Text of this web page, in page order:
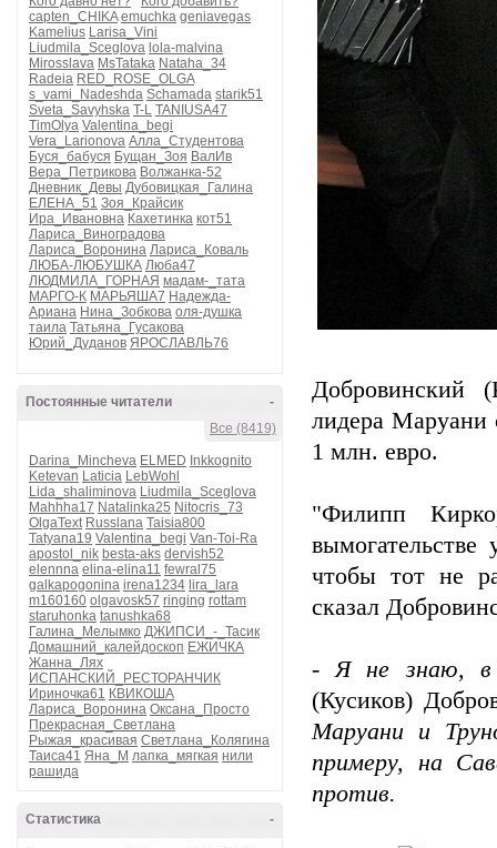
capten_CHIKA emuchka geniavegas
Kamelius Larisa_Vini
Liudmila_Sceglova lola-malvina
Mirosslava MsTataka Nataha_34
Radeia RED_ROSE_OLGA
s_vami_Nadeshda Schamada starik51
Sveta_Savyhska T-L TANIUSA47
TimOlya Valentina_begi
Vera_Larionova Алла_Студентова
Буся_бабуся Бущан_Зоя ВалИв
Вера_Петрикова Волжанка-52
Дневник_Девы Дубовицкая_Галина
ЕЛЕНА_51 Зоя_Крайсик
Ира_Ивановна Кахетинка кот51
Лариса_Виноградова
Лариса_Воронина Лариса_Коваль
ЛЮБА-ЛЮБУШКА Люба47
ЛЮДМИЛА_ГОРНАЯ мадам-_тата
МАРГО-К МАРЬЯША7 Надежда-
Ариана Нина_Зобкова оля-душка
таила Татьяна_Гусакова
Юрий_Дуданов ЯРОСЛАВЛЬ76
-
Постоянные читатели
Все (8419)
Darina_Mincheva ELMED Inkkognito
Ketevan Laticia LebWohl
Lida_shaliminova Liudmila_Sceglova
Mahhha17 Natalinka25 Nitocris_73
OlgaText Russlana Taisia800
Tatyana19 Valentina_begi Van-Toi-Ra
apostol_nik besta-aks dervish52
elennna elina-elina11 fewral75
galkapogonina irena1234 lira_lara
m160160 olgavosk57 ringing rottam
staruhonka tanushka68
Галина_Мелымко ДЖИПСИ_-_Тасик
Домашний_калейдоскоп ЕЖИЧКА
Жанна_Лях
ИСПАНСКИЙ_РЕСТОРАНЧИК
Ириночка61 КВИКОША
Лариса_Воронина Оксана_Просто
Прекрасная_Светлана
Рыжая_красивая Светлана_Колягина
Таиса41 Яна_М лапка_мягкая нили
рашида
-
Статистика
Добровинский
лидера Маруани
1 млн. евро.
"Филипп
чтобы тот не
сказал
- Я не знаю, в
(Кусиков)
Маруани и
примеру, на
против.